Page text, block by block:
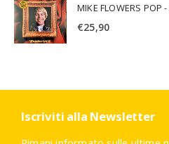
MIKE FLOWERS POP
€25,90
Iscriviti alla Newsletter